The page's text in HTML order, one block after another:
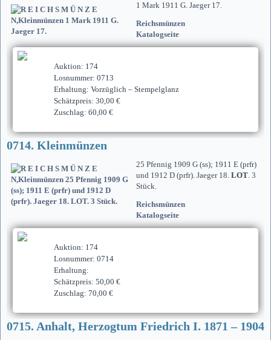
1 Mark 1911 G. Jaeger 17.
Reichsmünzen
Katalogseite
Auktion: 174
Losnummer: 0713
Erhaltung: Vorzüglich – Stempelglanz
Schätzpreis: 30,00 €
Zuschlag: 60,00 €
0714. Kleinmünzen
25 Pfennig 1909 G (ss); 1911 E (prfr)
und 1912 D (prfr). Jaeger 18. LOT. 3
Stück.
Reichsmünzen
Katalogseite
Auktion: 174
Losnummer: 0714
Erhaltung:
Schätzpreis: 50,00 €
Zuschlag: 70,00 €
0715. Anhalt, Herzogtum Friedrich I. 1871 – 1904